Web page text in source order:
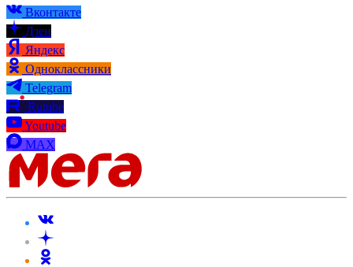
Вконтакте
Дзен
Яндекс
Одноклассники
Telegram
Rutube
Youtube
MAX